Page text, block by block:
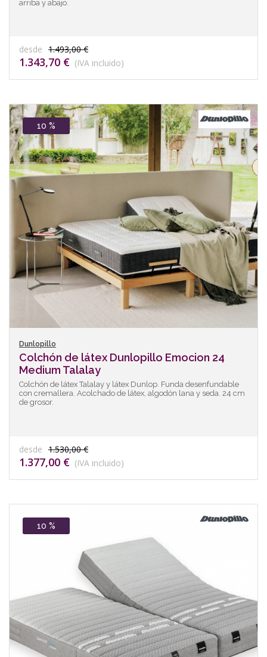
arriba y abajo.
desde 1.493,00 €
1.343,70 € (IVA incluido)
10 %
Dunlopillo
Colchón de látex Dunlopillo Emocion 24
Medium Talalay
Colchón de látex Talalay y látex Dunlop. Funda desenfundable
con cremallera. Acolchado de látex, algodón lana y seda. 24 cm
de grosor.
desde 1.530,00 €
1.377,00 € (IVA incluido)
10 %